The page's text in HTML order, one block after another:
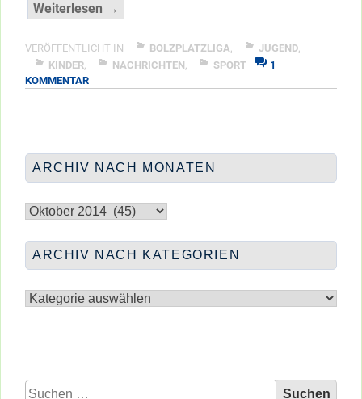
Weiterlesen →
im
Wröhmännerpark”
</span
VERÖFFENTLICHT IN BOLZPLATZLIGA, JUGEND,
KINDER, NACHRICHTEN, SPORT
1
KOMMENTARZU
ARCHIV NACH MONATEN
nach
ARCHIV NACH KATEGORIEN
nach
Suchen